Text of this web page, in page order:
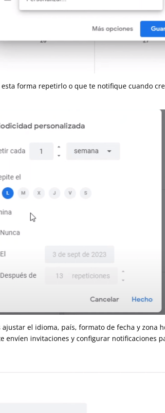
que otros te envíen invitaciones y configurar